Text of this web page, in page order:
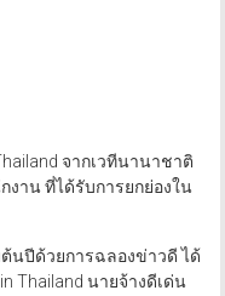
จากเวทีนานาชาติ
าน ที่ได้รับการยกย่องใน
ต้นปีด้วยการฉลองข่าวดี ได้
Thailand นายจ้างดีเด่น